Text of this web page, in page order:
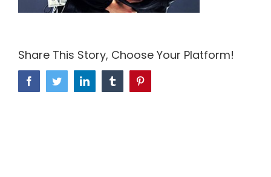
Share This Story, Choose Your Platform!
FacebookTwitterLinkedIn Tumblr